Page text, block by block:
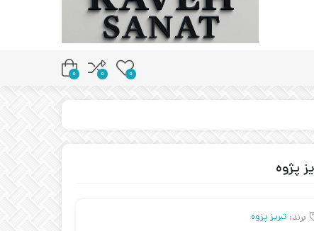
0
0
0
برند: تبریز پزوه